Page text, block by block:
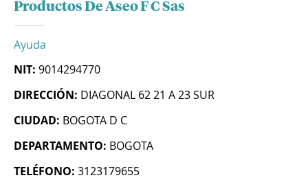
Productos De Aseo F C Sas
Ayuda
NIT: 9014294770
DIRECCIÓN: DIAGONAL 62 21 A 23 SUR
CIUDAD: BOGOTA D C
DEPARTAMENTO: BOGOTA
TELÉFONO: 3123179655